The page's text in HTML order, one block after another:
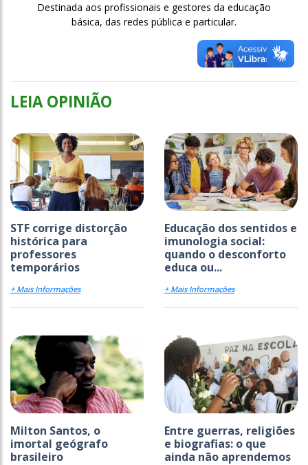
Destinada aos profissionais e gestores da educação
básica, das redes pública e particular.
LEIA OPINIÃO
STF corrige distorção
histórica para
professores
temporários
+ Mais Informações
Educação dos sentidos e
imunologia social:
quando o desconforto
educa ou...
+ Mais Informações
Milton Santos, o
imortal geógrafo
brasileiro
Entre guerras, religiões
e biografias: o que
ainda não aprendemos